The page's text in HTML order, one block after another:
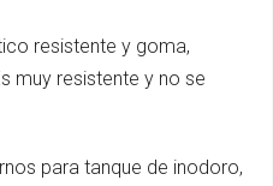
resistente y goma,
muy resistente y no se
para tanque de inodoro,